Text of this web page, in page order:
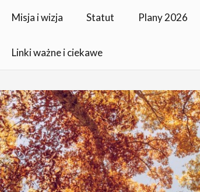
Misja i wizja Statut Plany 2026
Linki ważne i ciekawe